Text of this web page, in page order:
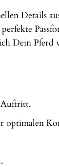
Details
Dein Pferd
Auftritt.
optimalen